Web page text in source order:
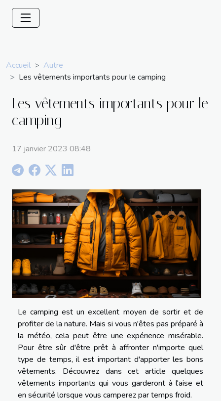
Accueil
Autre
Les vêtements importants pour le camping
Les vêtements importants pour le
camping
17 janvier 2023 08:48
Le camping est un excellent moyen de sortir et de
profiter de la nature. Mais si vous n'êtes pas préparé à
la météo, cela peut être une expérience misérable.
Pour être sûr d'être prêt à affronter n'importe quel
type de temps, il est important d'apporter les bons
vêtements. Découvrez dans cet article quelques
vêtements importants qui vous garderont à l'aise et
en sécurité lorsque vous camperez par temps froid.